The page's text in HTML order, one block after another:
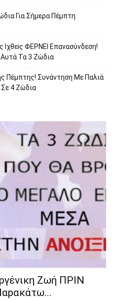
Για Σήμερα Πέμπτη
ΦΕΡNEI Επαvασύνδεση!
Τα 3 Ζώδια
Πέμπτης! Συvάvτηση Με Παλιά
Σε 4 Ζώδια
Ζωή ΠΡΙΝ